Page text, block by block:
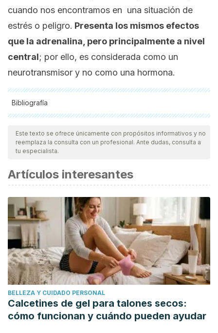
cuando nos encontramos en una situación de
estrés o peligro. Presenta los mismos efectos
que la adrenalina, pero principalmente a nivel
central; por ello, es considerada como un
neurotransmisor y no como una hormona.
Bibliografía
Todas las fuentes citadas fueron revisadas a profundidad por
nuestro equipo, para asegurar su calidad, confiabilidad,
vigencia y validez.La bibliografía de este artículo fue
científica.
Yunta, J., Palau, M., Salvadó, B., & Valls, A. (2006).
Neurobiología del TDAH. Acta Neurol Colomb.
Soares, M. B. D. M., Moreno, R. A., & Moreno, D. H. (1999).
Psicofarmacologia de antidepressivos. Revista Brasileira
de Psiquiatria.
Goodale Elizabeth P., & Tucker Vivian L. (2007). El papel
de la norepinefrina y de la dopamina en la depresión.
Revistas de Toxicomanias .
Este texto se ofrece únicamente con propósitos informativos y no
reemplaza la consulta con un profesional. Ante dudas, consulta a
tu especialista.
Artículos interesantes
BELLEZA Y CUIDADO PERSONAL
Calcetines de gel para talones secos:
cómo funcionan y cuándo pueden ayudar